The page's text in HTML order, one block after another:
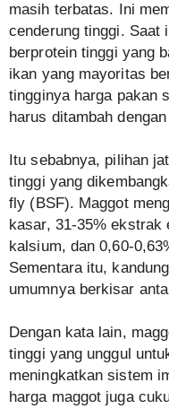
masih terbatas. Ini
cenderung tinggi. Saat
berprotein tinggi yang
ikan yang mayoritas
tingginya harga pakan
harus ditambah
Itu sebabnya, pilihan
tinggi yang
fly (BSF). Maggot
kasar, 31-35% ekstrak
kalsium, dan 0,60-
Sementara itu,
umumnya berkisar
Dengan kata lain,
tinggi yang unggul
meningkatkan sistem
harga maggot juga